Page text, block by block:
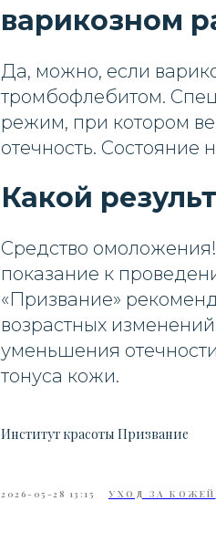
варикозном
Да, можно, если
тромбофлебитом.
режим, при котором
отечность. Состояние
Какой
Средство
показание к
«Призвание»
возрастных
уменьшения
тонуса кожи.
Институт красоты Призвание
2026-05-28 13:15 УХОД ЗА КОЖЕЙ